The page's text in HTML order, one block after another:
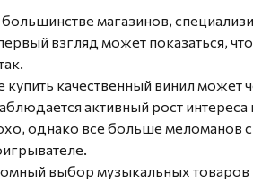
большинстве магазинов,
взгляд может показаться,
купить качественный винил
активный рост
однако все больше меломанов
выбор музыкальных товаров